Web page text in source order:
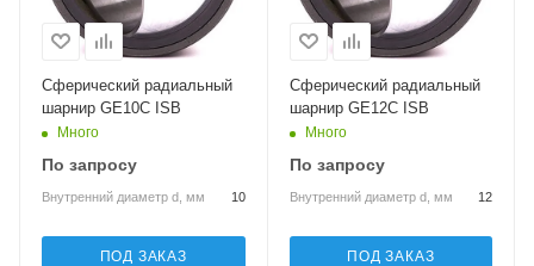
Сферический радиальный
шарнир GE10C ISB
Много
По запросу
Внутренний диаметр d, мм 10
ПОД ЗАКАЗ
Сферический радиальный
шарнир GE12C ISB
Много
По запросу
Внутренний диаметр d, мм 12
ПОД ЗАКАЗ